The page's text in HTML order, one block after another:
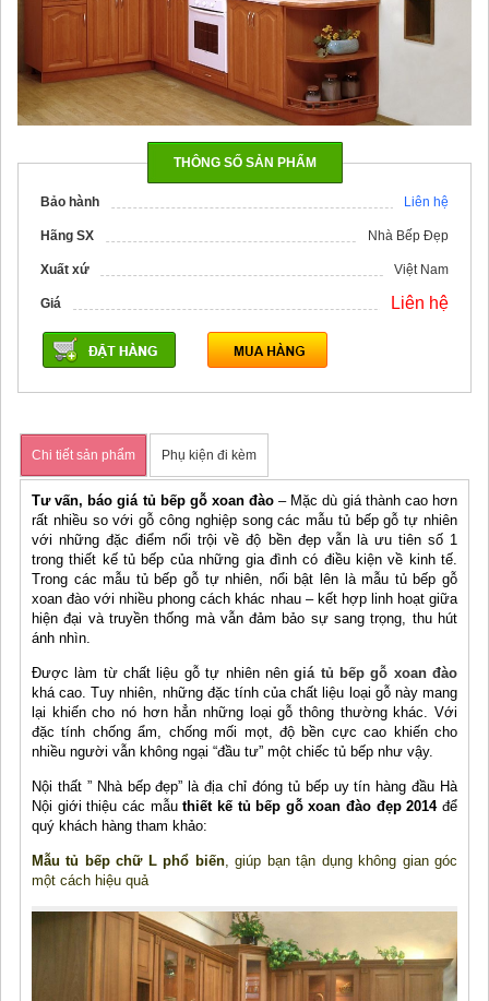
THÔNG SỐ SẢN PHẨM
Bảo hành Liên hệ
Hãng SX Nhà Bếp Đẹp
Xuất xứ Việt Nam
Giá Liên hệ
Chi tiết sản phẩm Phụ kiện đi kèm
Tư vấn, báo giá tủ bếp gỗ xoan đào – Mặc dù giá thành cao hơn
rất nhiều so với gỗ công nghiệp song các mẫu tủ bếp gỗ tự nhiên
với những đặc điểm nổi trội về độ bền đẹp vẫn là ưu tiên số 1
trong thiết kế tủ bếp của những gia đình có điều kiện về kinh tế.
Trong các mẫu tủ bếp gỗ tự nhiên, nổi bật lên là mẫu tủ bếp gỗ
xoan đào với nhiều phong cách khác nhau – kết hợp linh hoạt giữa
hiện đại và truyền thống mà vẫn đảm bảo sự sang trọng, thu hút
ánh nhìn.
Được làm từ chất liệu gỗ tự nhiên nêngiá tủ bếp gỗ xoan đào
khá cao. Tuy nhiên, những đặc tính của chất liệu loại gỗ này mang
lại khiến cho nó hơn hẳn những loại gỗ thông thường khác. Với
đặc tính chống ẩm, chống mối mọt, độ bền cực cao khiến cho
nhiều người vẫn không ngại “đầu tư” một chiếc tủ bếp như vậy.
Nội thất ” Nhà bếp đẹp” là địa chỉ đóng tủ bếp uy tín hàng đầu Hà
Nội giới thiệu các mẫuthiết kế tủ bếp gỗ xoan đào đẹp 2014để
quý khách hàng tham khảo:
Mẫu tủ bếp chữ L phổ biến, giúp bạn tận dụng không gian góc
một cách hiệu quả